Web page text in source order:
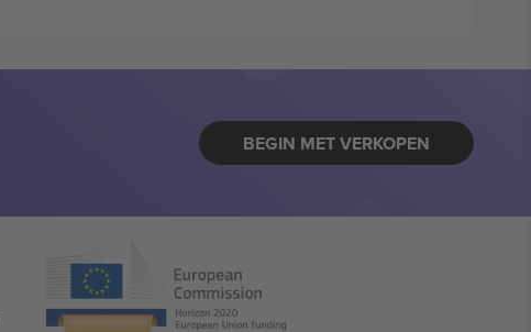
BEGIN MET VERKOPEN